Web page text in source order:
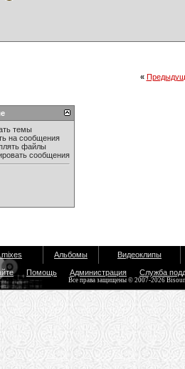
«
темы
на сообщения
файлы
сообщения
mixes Альбомы Видеоклипы
Помощь Администрация Служба
Все права защищены © 2007-2026